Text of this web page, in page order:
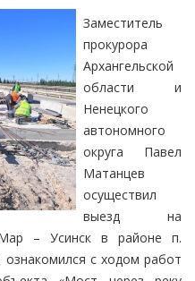
Заместитель
прокурора
Архангельской
области и
Ненецкого
автономного
округа Павел
Матанцев
осуществил
выезд на
Мар – Усинск в районе п.
ознакомился с ходом работ